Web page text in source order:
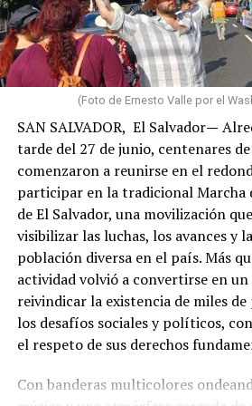
hogares, que distintas zonas de La
graves afectaciones y que
El Junko y otros sectores del oeste
sufrían las consecuencias de los
algunas de estas localidades
estructurales de menor magnitud
devastadas, sus habitantes también
vida cotidiana por la interrupción
dificultades de acceso y la
social, económica y comunitaria que
Guaira.
Algunos miembros de mi
fallecido. Entre ellos estaban dos
quienes conocía. Sus nombres me
de cada cifra existen historias,
vida. También me hicieron pensar
personas cuyas vidas y muertes
un titular, especialmente quienes
(Foto de Ernesto Valle por el
SAN SALVADOR, El Salvador—
tarde del 27 de junio, centenares
comenzaron a reunirse en el
participar en la tradicional Marcha
de El Salvador, una movilización
visibilizar las luchas, los avances y
población diversa en el país. Más
actividad volvió a convertirse en un
reivindicar la existencia de miles de
los desafíos sociales y políticos,
el respeto de sus derechos
Con banderas multicolores